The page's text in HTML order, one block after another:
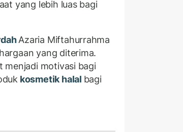
yang lebih luas bagi
Azaria Miftahurrahma
yang diterima.
menjadi motivasi bagi
kosmetik halal bagi